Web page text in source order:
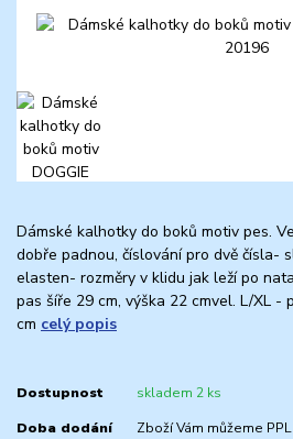
Dámské kalhotky do boků motiv pes.
dobře padnou, číslování pro dvě čísla-
elasten- rozměry v klidu jak leží po
pas šíře 29 cm, výška 22 cmvel. L/XL -
cm celý popis
Dostupnost skladem 2 ks
Doba dodání
Zboží Vám můžeme